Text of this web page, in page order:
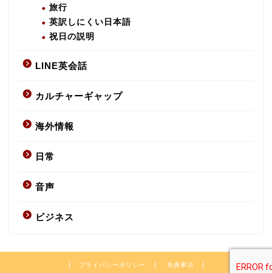
旅行
英訳しにくい日本語
祝日の説明
LINE英会話
カルチャーギャップ
海外情報
日常
音声
ビジネス
プライバシーポリシー 免責事項